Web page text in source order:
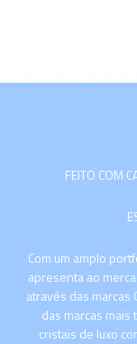
FEITO COM
Com um amplo
apresenta ao
através das marcas
das marcas
cristais de luxo